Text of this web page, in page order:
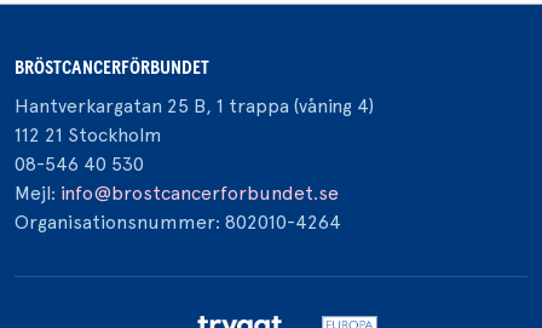
BRÖSTCANCERFÖRBUNDET
Hantverkargatan 25 B, 1 trappa (våning 4)
112 21 Stockholm
08-546 40 530
Mejl: info@brostcancerforbundet.se
Organisationsnummer: 802010-4264